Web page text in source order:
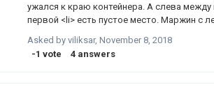
ужался к краю контейнера. А слева между
первой <li> есть пустое место. Маржин с
https://jsfiddle.net/Lj3en6q0/2/
Asked by viliksar, November 8, 2018
-1 vote 4 answers